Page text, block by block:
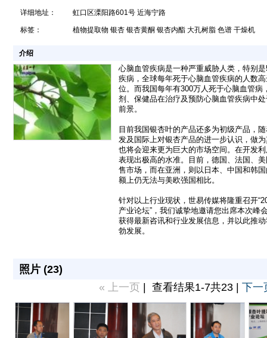
详细地址： 虹口区溧阳路601号 近海宁路
标签： 植物提取物 银杏 银杏黄酮 银杏内酯 大孔树脂 色谱 干燥机
介绍
心脑血管疾病是一种严重威胁人类，特别
疾病，全球每年死于心脑血管疾病的人数
位。而我国每年有300万人死于心脑血管病
剂、保健品在治疗及预防心脑血管疾病中
前景。
目前我国银杏叶的产品还多为初级产品，
发及国际上对银杏产品的进一步认识，做
也将会迎来更为巨大的市场空间。在开发
表现出极高的水准。目前，德国、法国、
售市场，而在亚洲，则以日本、中国和韩
额上仍无法与美欧强国相比。
针对以上行业现状，世易传媒将隆重召开
产业论坛”，我们诚挚地邀请您出席本次峰
获得最新咨讯和行业发展信息，并以此推
勃发展。
照片 (23)
« 上一页 | 查看结果1-7共23 |下一